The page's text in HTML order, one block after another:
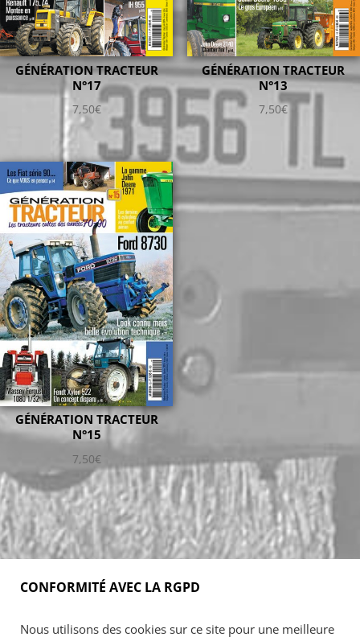
GÉNÉRATION TRACTEUR
N°17
7,50€
GÉNÉRATION TRACTEUR
N°13
7,50€
GÉNÉRATION TRACTEUR
N°15
7,50€
Foires & manifestations
Petites annonces
CONFORMITÉ AVEC LA RGPD
Nous utilisons des cookies sur ce site pour une meilleure